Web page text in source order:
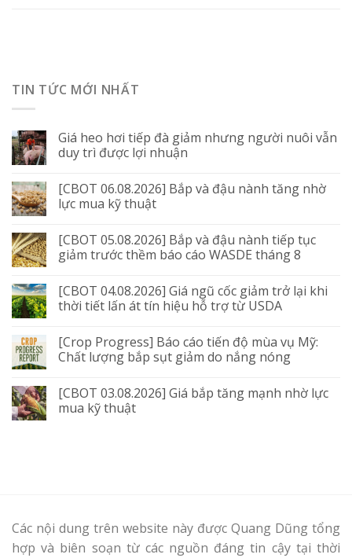
TIN TỨC MỚI NHẤT
Giá heo hơi tiếp đà giảm nhưng người nuôi vẫn
duy trì được lợi nhuận
[CBOT 06.08.2026] Bắp và đậu nành tăng nhờ
lực mua kỹ thuật
[CBOT 05.08.2026] Bắp và đậu nành tiếp tục
giảm trước thềm báo cáo WASDE tháng 8
[CBOT 04.08.2026] Giá ngũ cốc giảm trở lại khi
thời tiết lấn át tín hiệu hỗ trợ từ USDA
[Crop Progress] Báo cáo tiến độ mùa vụ Mỹ:
Chất lượng bắp sụt giảm do nắng nóng
[CBOT 03.08.2026] Giá bắp tăng mạnh nhờ lực
mua kỹ thuật
Các nội dung trên website này được Quang Dũng tổng
hợp và biên soạn từ các nguồn đáng tin cậy tại thời